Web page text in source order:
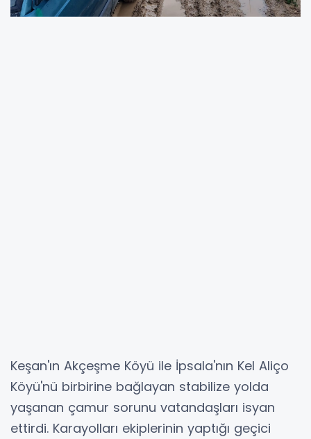
Keşan'ın Akçeşme Köyü ile İpsala'nın Kel Aliço
Köyü'nü birbirine bağlayan stabilize yolda
yaşanan çamur sorunu vatandaşları isyan
ettirdi. Karayolları ekiplerinin yaptığı geçici